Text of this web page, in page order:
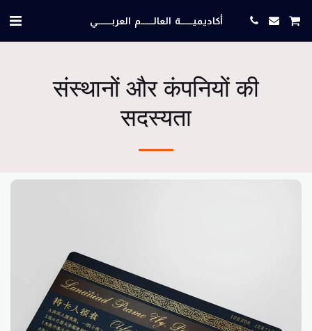
أكاديميــــــة العالــــــم العربـــــــي
संस्थानों और कंपनियों की
सदस्यता